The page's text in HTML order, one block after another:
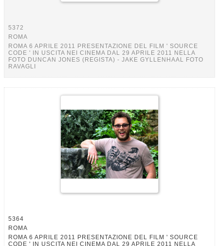
5372
ROMA
ROMA 6 APRILE 2011 PRESENTAZIONE DEL FILM ' SOURCE
CODE ' IN USCITA NEI CINEMA DAL 29 APRILE 2011 NELLA
FOTO DUNCAN JONES (REGISTA) - JAKE GYLLENHAAL FOTO
RAVAGLI
5364
ROMA
ROMA 6 APRILE 2011 PRESENTAZIONE DEL FILM ' SOURCE
CODE ' IN USCITA NEI CINEMA DAL 29 APRILE 2011 NELLA